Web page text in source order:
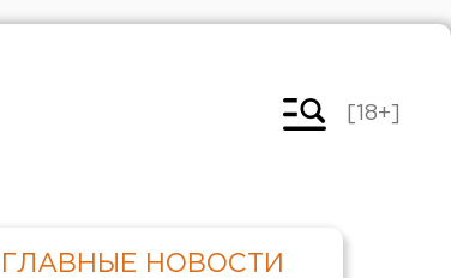
[18+]
ГЛАВНЫЕ НОВОСТИ